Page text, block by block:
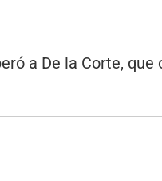
a De la Corte,